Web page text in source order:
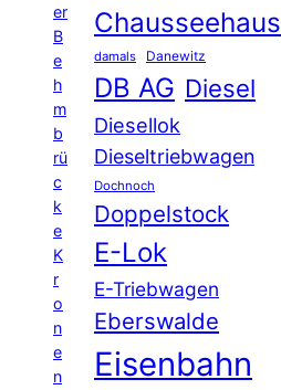
er
B
e
h
m
b
rü
c
k
e
K
r
o
n
e
n
Chausseehaus
damals Danewitz
DB AG Diesel
Diesellok
Dieseltriebwagen
Dochnoch
Doppelstock
E-Lok
E-Triebwagen
Eberswalde
Eisenbahn